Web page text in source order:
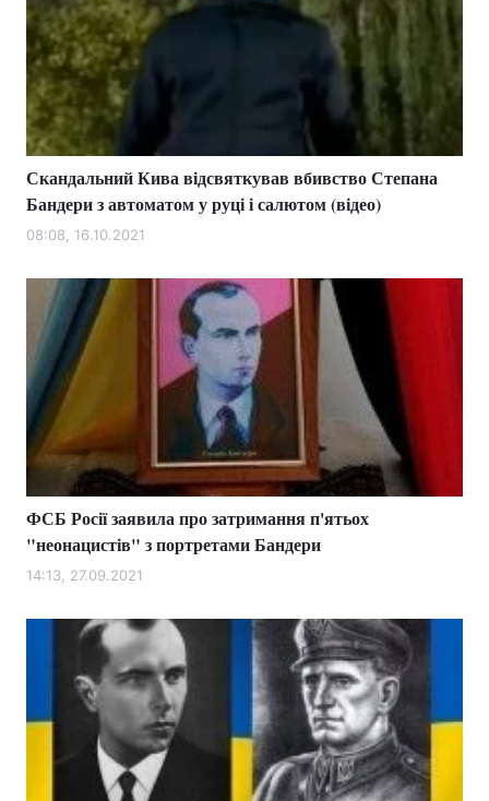
Скандальний Кива відсвяткував вбивство Степана
Бандери з автоматом у руці і салютом (відео)
08:08, 16.10.2021
ФСБ Росії заявила про затримання п'ятьох
"неонацистів" з портретами Бандери
14:13, 27.09.2021